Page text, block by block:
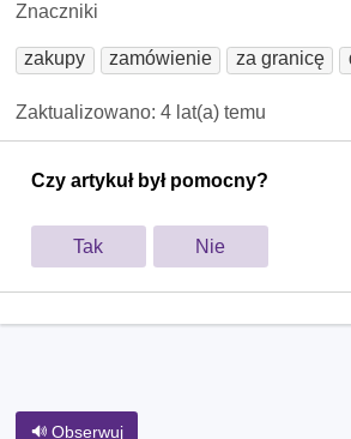
Znaczniki
zakupy zamówienie za granicę
Zaktualizowano: 4 lat(a) temu
Czy artykuł był pomocny?
Tak Nie
Obserwuj